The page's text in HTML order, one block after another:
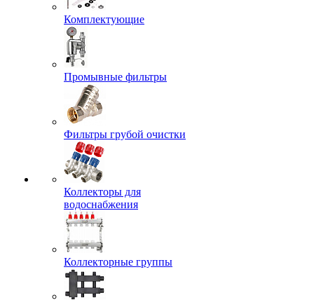
Комплектующие
Промывные фильтры
Фильтры грубой очистки
Коллекторы для
водоснабжения
Коллекторные группы